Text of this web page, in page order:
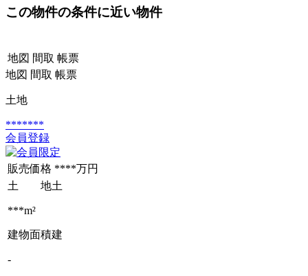
この物件の条件に近い物件
地図 間取 帳票
地図 間取 帳票
土地
*******
会員登録
販売価格 ****万円
土 地土
***m²
建物面積建
-